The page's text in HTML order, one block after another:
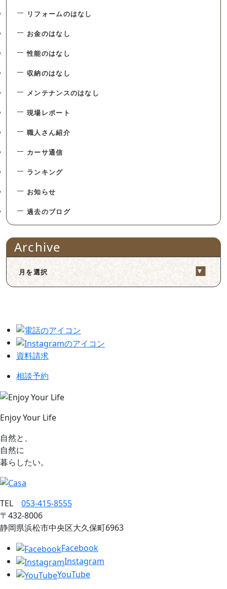
リフォームのはなし
お金のはなし
性能のはなし
収納のはなし
メンテナンスのはなし
現場レポート
職人さん紹介
カーサ通信
ランキング
お知らせ
過去のブログ
Archive
資料請求
相談予約
Enjoy Your Life
自然と、
自然に
暮らしたい。
TEL 053‐415‐8555
〒432‐8006
静岡県浜松市中央区大久保町6963
Facebook
Instagram
YouTube